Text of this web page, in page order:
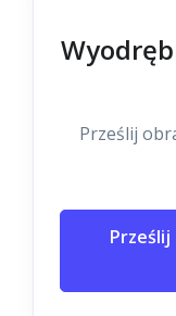
Prześlij
Prześlij